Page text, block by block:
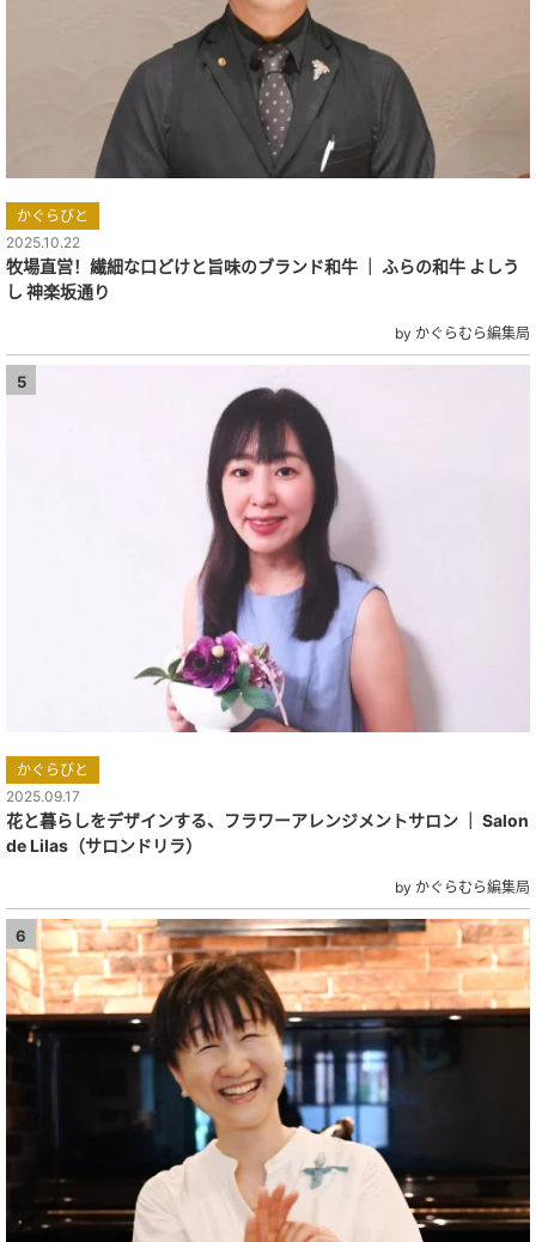
かぐらびと
2025.10.22
牧場直営！繊細な口どけと旨味のブランド和牛 ｜ ふらの和牛 よしう
し 神楽坂通り
by かぐらむら編集局
5
かぐらびと
2025.09.17
花と暮らしをデザインする、フラワーアレンジメントサロン ｜ Salon
de Lilas（サロンドリラ）
by かぐらむら編集局
6